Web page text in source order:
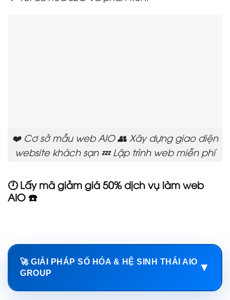
❤️ Cơ sở mẫu web AIO 👥 Xây dựng giao diện
website khách sạn 💤 Lập trình web miễn phí
🕛 Lấy mã giảm giá 50% dịch vụ làm web
AIO ☎️
🚀 GIẢI PHÁP SỐ HÓA & HỆ SINH THÁI AIO
GROUP
▼